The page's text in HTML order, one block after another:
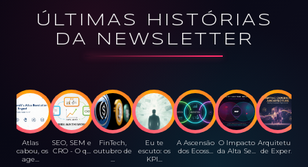
ÚLTIMAS HISTÓRIAS
DA NEWSLETTER
Atlas
acabou, os
age...
SEO, SEM e
CRO - O q...
FinTech,
outubro de
Eu te
escuto: os
KPI...
A Ascensão
dos Ecoss...
O Impacto
da Alta Se...
Arquitetura
de Exper...